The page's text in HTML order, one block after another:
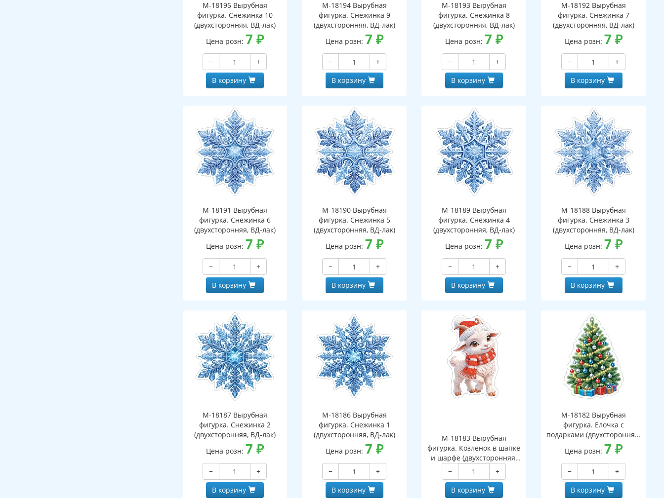
М-18195 Вырубная
фигурка. Снежинка 10
(двухсторонняя, ВД-лак)
Цена розн: 7 ₽
−
+
В корзину
М-18194 Вырубная
фигурка. Снежинка 9
(двухсторонняя, ВД-лак)
Цена розн: 7 ₽
−
+
В корзину
М-18193 Вырубная
фигурка. Снежинка 8
(двухсторонняя, ВД-лак)
Цена розн: 7 ₽
−
+
В корзину
М-18192 Вырубная
фигурка. Снежинка 7
(двухсторонняя, ВД-лак)
Цена розн: 7 ₽
−
+
В корзину
М-18191 Вырубная
фигурка. Снежинка 6
(двухсторонняя, ВД-лак)
Цена розн: 7 ₽
−
+
В корзину
М-18190 Вырубная
фигурка. Снежинка 5
(двухсторонняя, ВД-лак)
Цена розн: 7 ₽
−
+
В корзину
М-18189 Вырубная
фигурка. Снежинка 4
(двухсторонняя, ВД-лак)
Цена розн: 7 ₽
−
+
В корзину
М-18188 Вырубная
фигурка. Снежинка 3
(двухсторонняя, ВД-лак)
Цена розн: 7 ₽
−
+
В корзину
М-18187 Вырубная
фигурка. Снежинка 2
(двухсторонняя, ВД-лак)
Цена розн: 7 ₽
−
+
В корзину
М-18186 Вырубная
фигурка. Снежинка 1
(двухсторонняя, ВД-лак)
Цена розн: 7 ₽
−
+
В корзину
М-18183 Вырубная
фигурка. Козленок в шапке
и шарфе (двухсторонняя,
ВД-лак)
−
+
В корзину
М-18182 Вырубная
фигурка. Елочка с
подарками (двухсторонняя,
ВД-лак)
Цена розн: 7 ₽
−
+
В корзину